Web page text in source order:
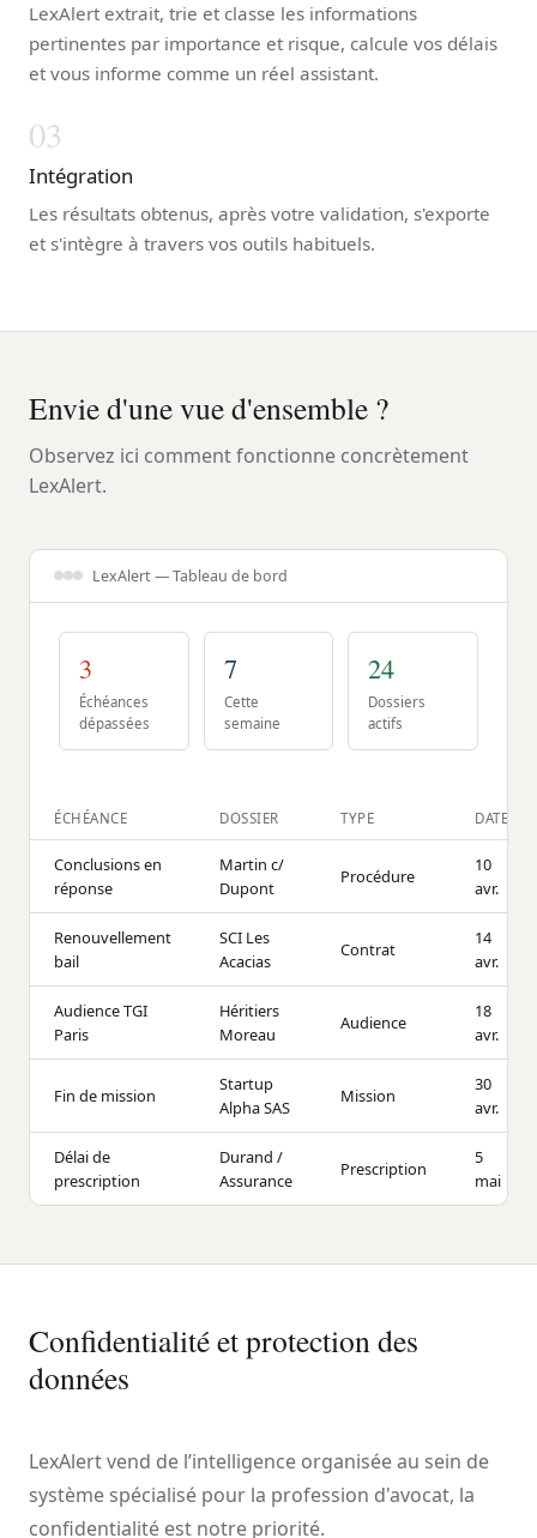
LexAlert extrait, trie et classe les informations
pertinentes par importance et risque, calcule vos délais
et vous informe comme un réel assistant.
03
Intégration
Les résultats obtenus, après votre validation, s'exporte
et s'intègre à travers vos outils habituels.
Envie d'une vue d'ensemble ?
Observez ici comment fonctionne concrètement
LexAlert.
LexAlert — Tableau de bord
3
Échéances
dépassées
7
Cette
semaine
24
Dossiers
actifs
ÉCHÉANCE DOSSIER TYPE DATE
Conclusions en
réponse
Martin c/
Dupont
Procédure
10
avr.
Renouvellement
bail
SCI Les
Acacias
Contrat
14
avr.
Audience TGI
Paris
Héritiers
Moreau
Audience
18
avr.
Fin de mission
Startup
Alpha SAS
Mission
30
avr.
Délai de
prescription
Durand /
Assurance
Prescription
5
mai
Confidentialité et protection des
données
LexAlert vend de l’intelligence organisée au sein de
système spécialisé pour la profession d'avocat, la
confidentialité est notre priorité.